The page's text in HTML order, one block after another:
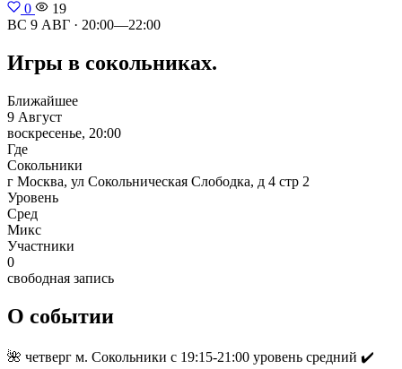
0
19
ВС 9 АВГ · 20:00—22:00
Игры в сокольниках.
Ближайшее
9 Август
воскресенье, 20:00
Где
Сокольники
г Москва, ул Сокольническая Слободка, д 4 стр 2
Уровень
Сред
Микс
Участники
0
свободная запись
О событии
🌺 четверг м. Сокольники с 19:15-21:00 уровень средний ✔️